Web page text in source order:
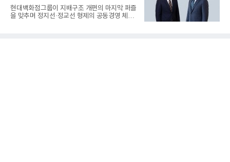
현대백화점그룹이 지배구조 개편의 마지막 퍼즐
을 맞추며 정지선·정교선 형제의 공동경영 체제